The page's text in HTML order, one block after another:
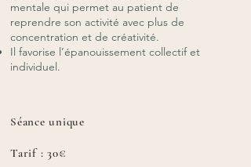
mentale qui permet au patient de
reprendre son activité avec plus de
concentration et de créativité.
Il favorise l’épanouissement collectif et
individuel.
Séance unique
Tarif : 30€